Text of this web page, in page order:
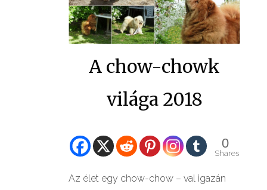
A chow-chowk
világa 2018
0
Shares
Az élet egy chow-chow – val igazán